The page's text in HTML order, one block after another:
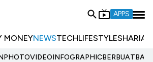
APPS
MONEYNEWSTECHLIFESTYLESHARIA
PHOTOVIDEOINFOGRAPHIC